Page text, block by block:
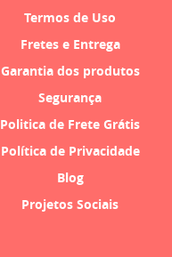
Termos de Uso
Fretes e Entrega
Garantia dos produtos
Segurança
Politica de Frete Grátis
Política de Privacidade
Blog
Projetos Sociais